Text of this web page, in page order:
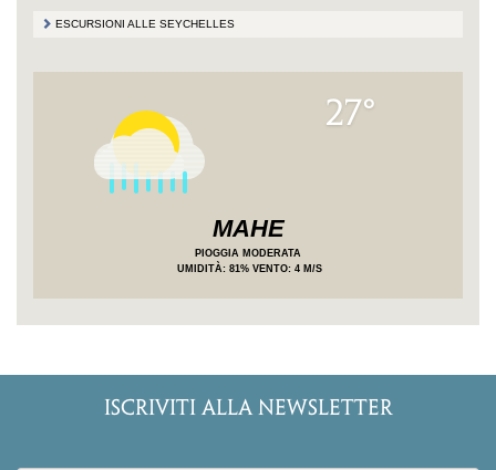
ESCURSIONI ALLE SEYCHELLES
27°
MAHE
PIOGGIA MODERATA
UMIDITÀ: 81% VENTO: 4 M/S
ISCRIVITI ALLA NEWSLETTER